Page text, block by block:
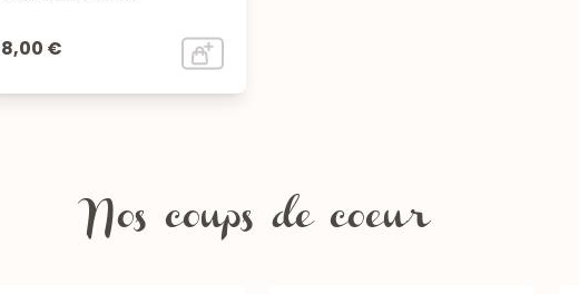
8,00 €
Nos coups de coeur